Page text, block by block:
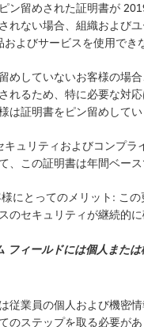
ン留めされた証明書が
れない場合、組織および
よびサービスを使用でき
めしていないお客様の場
れるため、特に必要な対
は証明書をピン留めしてい
ュリティおよびコンプラ
、この証明書は年間ベース
にとってのメリット: こ
のセキュリティが継続的に
フィールドには個人また
従業員の個人および機密
のステップを取る必要が